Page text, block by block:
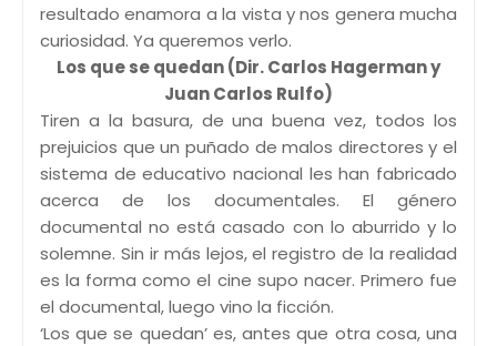
resultado enamora a la vista y nos genera mucha
curiosidad. Ya queremos verlo.
Los que se quedan (Dir. Carlos Hagerman y
Juan Carlos Rulfo)
Tiren a la basura, de una buena vez, todos los
prejuicios que un puñado de malos directores y el
sistema de educativo nacional les han fabricado
acerca de los documentales. El género
documental no está casado con lo aburrido y lo
solemne. Sin ir más lejos, el registro de la realidad
es la forma como el cine supo nacer. Primero fue
el documental, luego vino la ficción.
‘Los que se quedan’ es, antes que otra cosa, una